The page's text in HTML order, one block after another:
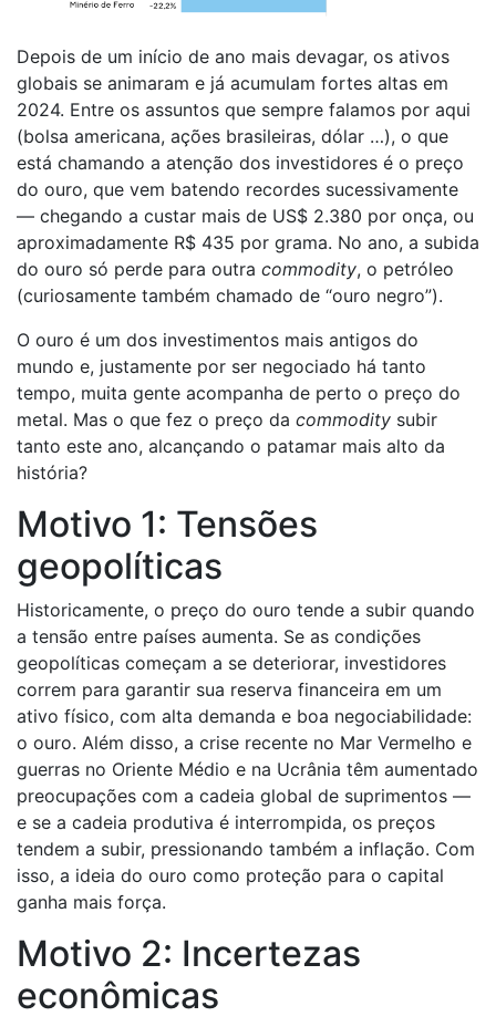
Depois de um início de ano mais devagar, os ativos
globais se animaram e já acumulam fortes altas em
2024. Entre os assuntos que sempre falamos por aqui
(bolsa americana, ações brasileiras, dólar …), o que
está chamando a atenção dos investidores é o preço
do ouro, que vem batendo recordes sucessivamente
— chegando a custar mais de US$ 2.380 por onça, ou
aproximadamente R$ 435 por grama. No ano, a subida
do ouro só perde para outra commodity, o petróleo
(curiosamente também chamado de “ouro negro”).
O ouro é um dos investimentos mais antigos do
mundo e, justamente por ser negociado há tanto
tempo, muita gente acompanha de perto o preço do
metal. Mas o que fez o preço da commodity subir
tanto este ano, alcançando o patamar mais alto da
história?
Motivo 1: Tensões
geopolíticas
Historicamente, o preço do ouro tende a subir quando
a tensão entre países aumenta. Se as condições
geopolíticas começam a se deteriorar, investidores
correm para garantir sua reserva financeira em um
ativo físico, com alta demanda e boa negociabilidade:
o ouro. Além disso, a crise recente no Mar Vermelho e
guerras no Oriente Médio e na Ucrânia têm aumentado
preocupações com a cadeia global de suprimentos —
e se a cadeia produtiva é interrompida, os preços
tendem a subir, pressionando também a inflação. Com
isso, a ideia do ouro como proteção para o capital
ganha mais força.
Motivo 2: Incertezas
econômicas